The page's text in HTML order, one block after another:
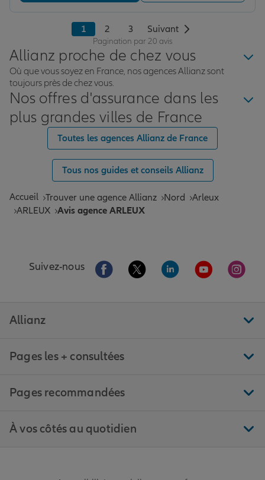
1 2 3 Suivant
Pagination par 20 avis
Allianz proche de chez vous
Où que vous soyez en France, nos agences Allianz sont
toujours près de chez vous.
Nos offres d'assurance dans les
plus grandes villes de France
Toutes les agences Allianz de France
Tous nos guides et conseils Allianz
Accueil Trouver une agence Allianz Nord
Arleux
ARLEUX Avis agence ARLEUX
Suivez-nous Aller sur la page Facebook de Allianz
Aller sur la page Twitter de
Aller sur la page
Aller sur la
Aller
Allianz
Pages les + consultées
Pages recommandées
À vos côtés au quotidien